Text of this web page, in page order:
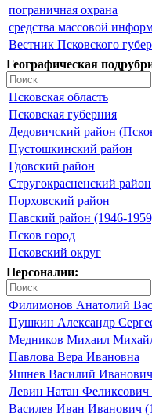
пограничная охрана
средства массовой
Вестник Псковского
Географическая
Псковская область
Псковская губерния
Дедовичский район
Пустошкинский район
Гдовский район
Стругокрасненский район
Порховский район
Павский район (1946-
Псков город
Псковский округ
Персоналии:
Филимонов Анатолий
Пушкин Александр
Медников Михаил
Павлова Вера Ивановна
Яшнев Василий
Левин Натан Феликсович
Василев Иван Иванович